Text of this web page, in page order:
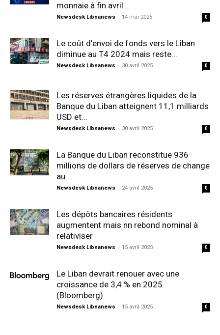
monnaie à fin avril...
Newsdesk Libnanews - 14 mai 2025 0
Le coût d’envoi de fonds vers le Liban
diminue au T4 2024 mais reste...
Newsdesk Libnanews - 30 avril 2025 0
Les réserves étrangères liquides de la
Banque du Liban atteignent 11,1 milliards
USD et...
Newsdesk Libnanews - 30 avril 2025 0
La Banque du Liban reconstitue 936
millions de dollars de réserves de change
au...
Newsdesk Libnanews - 24 avril 2025 0
Les dépôts bancaires résidents
augmentent mais nn rebond nominal à
relativiser
Newsdesk Libnanews - 15 avril 2025 0
Le Liban devrait renouer avec une
croissance de 3,4 % en 2025
(Bloomberg)
Newsdesk Libnanews - 15 avril 2025 0